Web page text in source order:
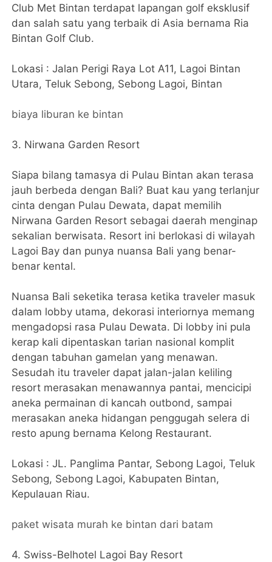
Club Met Bintan terdapat lapangan golf eksklusif
dan salah satu yang terbaik di Asia bernama Ria
Bintan Golf Club.
Lokasi : Jalan Perigi Raya Lot A11, Lagoi Bintan
Utara, Teluk Sebong, Sebong Lagoi, Bintan
biaya liburan ke bintan
3. Nirwana Garden Resort
Siapa bilang tamasya di Pulau Bintan akan terasa
jauh berbeda dengan Bali? Buat kau yang terlanjur
cinta dengan Pulau Dewata, dapat memilih
Nirwana Garden Resort sebagai daerah menginap
sekalian berwisata. Resort ini berlokasi di wilayah
Lagoi Bay dan punya nuansa Bali yang benar-
benar kental.
Nuansa Bali seketika terasa ketika traveler masuk
dalam lobby utama, dekorasi interiornya memang
mengadopsi rasa Pulau Dewata. Di lobby ini pula
kerap kali dipentaskan tarian nasional komplit
dengan tabuhan gamelan yang menawan.
Sesudah itu traveler dapat jalan-jalan keliling
resort merasakan menawannya pantai, mencicipi
aneka permainan di kancah outbond, sampai
merasakan aneka hidangan penggugah selera di
resto apung bernama Kelong Restaurant.
Lokasi : JL. Panglima Pantar, Sebong Lagoi, Teluk
Sebong, Sebong Lagoi, Kabupaten Bintan,
Kepulauan Riau.
paket wisata murah ke bintan dari batam
4. Swiss-Belhotel Lagoi Bay Resort